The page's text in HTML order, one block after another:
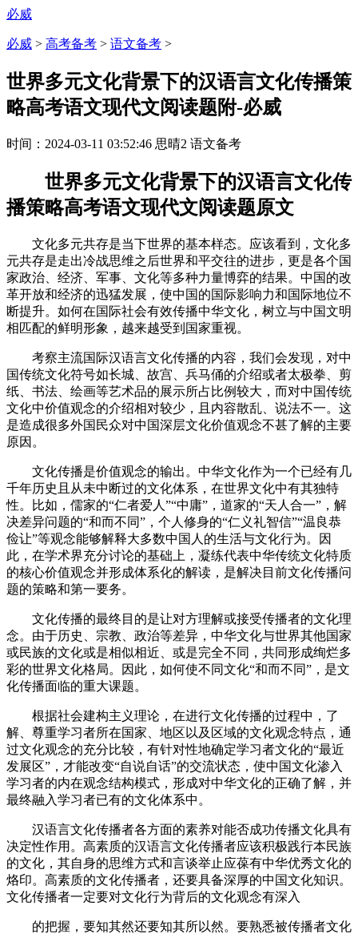
必威
必威 > 高考备考 > 语文备考 >
世界多元文化背景下的汉语言文化传播策
略高考语文现代文阅读题附-必威
时间： 2024-03-11 03:52:46 思晴2 语文备考
世界多元文化背景下的汉语言文化传
播策略高考语文现代文阅读题原文
文化多元共存是当下世界的基本样态。应该看到，文化多
元共存是走出冷战思维之后世界和平交往的进步，更是各个国
家政治、经济、军事、文化等多种力量博弈的结果。中国的改
革开放和经济的迅猛发展，使中国的国际影响力和国际地位不
断提升。如何在国际社会有效传播中华文化，树立与中国文明
相匹配的鲜明形象，越来越受到国家重视。
考察主流国际汉语言文化传播的内容，我们会发现，对中
国传统文化符号如长城、故宫、兵马俑的介绍或者太极拳、剪
纸、书法、绘画等艺术品的展示所占比例较大，而对中国传统
文化中价值观念的介绍相对较少，且内容散乱、说法不一。这
是造成很多外国民众对中国深层文化价值观念不甚了解的主要
原因。
文化传播是价值观念的输出。中华文化作为一个已经有几
千年历史且从未中断过的文化体系，在世界文化中有其独特
性。比如，儒家的“仁者爱人”“中庸”，道家的“天人合一”，解
决差异问题的“和而不同”，个人修身的“仁义礼智信”“温良恭
俭让”等观念能够解释大多数中国人的生活与文化行为。因
此，在学术界充分讨论的基础上，凝练代表中华传统文化特质
的核心价值观念并形成体系化的解读，是解决目前文化传播问
题的策略和第一要务。
文化传播的最终目的是让对方理解或接受传播者的文化理
念。由于历史、宗教、政治等差异，中华文化与世界其他国家
或民族的文化或是相似相近、或是完全不同，共同形成绚烂多
彩的世界文化格局。因此，如何使不同文化“和而不同”，是文
化传播面临的重大课题。
根据社会建构主义理论，在进行文化传播的过程中，了
解、尊重学习者所在国家、地区以及区域的文化观念特点，通
过文化观念的充分比较，有针对性地确定学习者文化的“最近
发展区”，才能改变“自说自话”的交流状态，使中国文化渗入
学习者的内在观念结构模式，形成对中华文化的正确了解，并
最终融入学习者已有的文化体系中。
汉语言文化传播者各方面的素养对能否成功传播文化具有
决定性作用。高素质的汉语言文化传播者应该积极践行本民族
的文化，其自身的思维方式和言谈举止应葆有中华优秀文化的
烙印。高素质的文化传播者，还要具备深厚的中国文化知识。
文化传播者一定要对文化行为背后的文化观念有深入
的把握，要知其然还要知其所以然。要熟悉被传播者文化